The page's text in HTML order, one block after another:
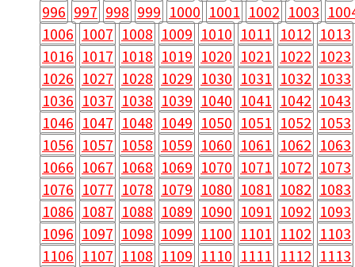
996 997 998 999 1000 1001 1002 1003
1006 1007 1008 1009 1010 1011 1012 1013
1016 1017 1018 1019 1020 1021 1022 1023
1026 1027 1028 1029 1030 1031 1032 1033
1036 1037 1038 1039 1040 1041 1042 1043
1046 1047 1048 1049 1050 1051 1052 1053
1056 1057 1058 1059 1060 1061 1062 1063
1066 1067 1068 1069 1070 1071 1072 1073
1076 1077 1078 1079 1080 1081 1082 1083
1086 1087 1088 1089 1090 1091 1092 1093
1096 1097 1098 1099 1100 1101 1102 1103
1106 1107 1108 1109 1110 1111 1112 1113